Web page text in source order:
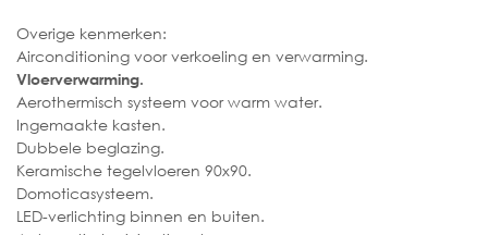
Overige kenmerken:
Airconditioning voor verkoeling en verwarming.
Vloerverwarming.
Aerothermisch systeem voor warm water.
Ingemaakte kasten.
Dubbele beglazing.
Keramische tegelvloeren 90x90.
Domoticasysteem.
LED-verlichting binnen en buiten.